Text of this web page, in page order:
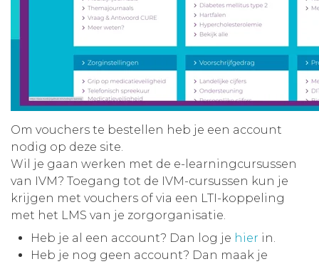
Om vouchers te bestellen heb je een account
nodig op deze site.
Wil je gaan werken met de e-learningcursussen
van IVM? Toegang tot de IVM-cursussen kun je
krijgen met vouchers of via een LTI-koppeling
met het LMS van je zorgorganisatie.
Heb je al een account? Dan log je hier in.
Heb je nog geen account? Dan maak je